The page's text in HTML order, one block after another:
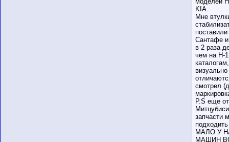
KIA.
Мне
поставили
Сантафе
в 2 раза
чем на Н-
каталогам,
смотрел
P.S еще от
запчасти
подходить
МАЛО У
МАШИН